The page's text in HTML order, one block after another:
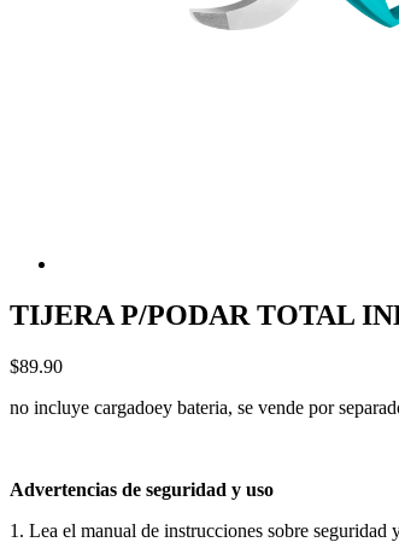
TIJERA P/PODAR TOTAL
$89.90
no incluye cargadoey bateria, se vende por
Advertencias de seguridad y uso
1. Lea el manual de instrucciones sobre